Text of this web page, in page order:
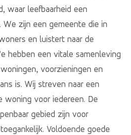
waar leefbaarheid een
We zijn een gemeente die in
en luistert naar de
hebben een vitale samenleving
voorzieningen en
is. Wij streven naar een
woning voor iedereen. De
gebied zijn voor
Voldoende goede